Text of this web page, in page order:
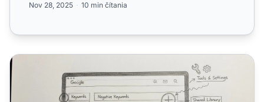
Nov 28, 2025 10 min čítania
Ako pridať negatívne kľúčové slová? Kompletný